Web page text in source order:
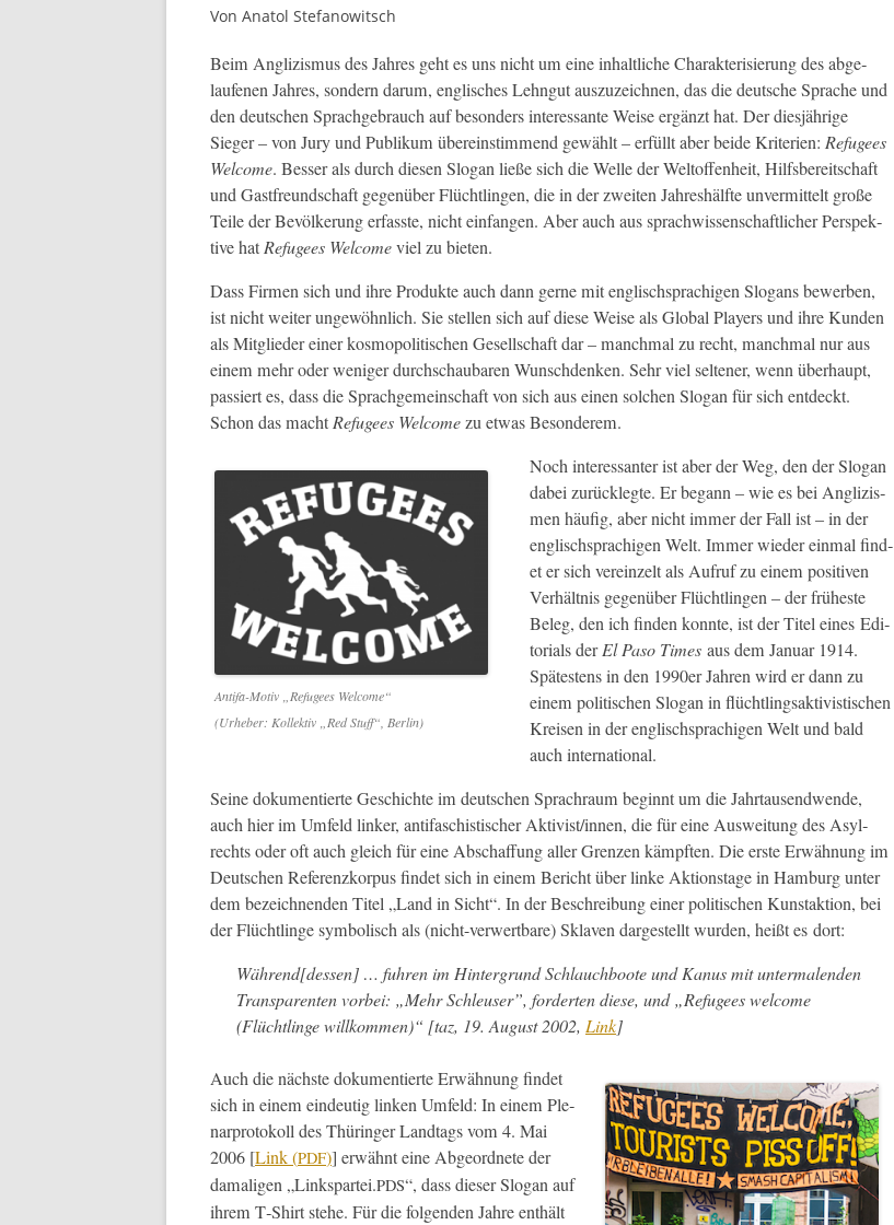
Von Anatol Stefanowitsch
Beim Anglizis­mus des Jahres geht es uns nicht um eine inhaltliche Charak­ter­isierung des abge­
laufe­nen Jahres, son­dern darum, englis­ches Lehngut auszuze­ich­nen, das die deutsche Sprache und
den deutschen Sprachge­brauch auf beson­ders inter­es­sante Weise ergänzt hat. Der diesjährige
Sieger – von Jury und Pub­likum übere­in­stim­mend gewählt – erfüllt aber bei­de Kri­te­rien: Refugees
Wel­come. Bess­er als durch diesen Slo­gan ließe sich die Welle der Weltof­fen­heit, Hil­fs­bere­itschaft
und Gast­fre­und­schaft gegenüber Flüchtlin­gen, die in der zweit­en Jahreshälfte unver­mit­telt große
Teile der Bevölkerung erfasste, nicht ein­fan­gen. Aber auch aus sprach­wis­senschaftlich­er Per­spek­
tive hatRefugees Wel­comeviel zu bieten.
Dass Fir­men sich und ihre Pro­duk­te auch dann gerne mit englis­chsprachi­gen Slo­gans bewer­ben,
ist nicht weit­er ungewöhn­lich. Sie stellen sich auf diese Weise als Glob­al Play­ers und ihre Kun­den
als Mit­glieder ein­er kos­mopoli­tis­chen Gesellschaft dar – manch­mal zu recht, manch­mal nur aus
einem mehr oder weniger durch­schaubaren Wun­schdenken. Sehr viel sel­tener, wenn über­haupt,
passiert es, dass die Sprachge­mein­schaft von sich aus einen solchen Slo­gan für sich ent­deckt.
Schon das machtRefugees Wel­comezu etwas Besonderem.
Antifa-Motiv „Refugees Wel­come“
(Urhe­ber: Kollek­tiv „Red Stuff“, Berlin)
Noch inter­es­san­ter ist aber der Weg, den der Slo­gan
dabei zurück­legte. Er begann – wie es bei Anglizis­
men häu­fig, aber nicht immer der Fall ist – in der
englis­chsprachi­gen Welt. Immer wieder ein­mal find­
et er sich vere­inzelt als Aufruf zu einem pos­i­tiv­en
Ver­hält­nis gegenüber Flüchtlin­gen – der früh­este
Beleg, den ich find­en kon­nte, ist der Titel eines Edi­
to­ri­als derEl Paso Times aus dem Jan­u­ar 1914.
Spätestens in den 1990er Jahren wird er dann zu
einem poli­tis­chen Slo­gan in flüchtlingsak­tivis­tis­chen
Kreisen in der englis­chsprachi­gen Welt und bald
auch international.
Seine doku­men­tierte Geschichte im deutschen Sprachraum begin­nt um die Jahrtausendwende,
auch hier im Umfeld link­er, antifaschis­tis­ch­er Aktivist/innen, die für eine Ausweitung des Asyl­
rechts oder oft auch gle­ich für eine Abschaf­fung aller Gren­zen kämpften. Die erste Erwäh­nung im
Deutschen Ref­eren­zko­r­pus find­et sich in einem Bericht über linke Aktion­stage in Ham­burg unter
dem beze­ich­nen­den Titel „Land in Sicht“. In der Beschrei­bung ein­er poli­tis­chen Kun­stak­tion, bei
der Flüchtlinge sym­bol­isch als (nicht-ver­w­ert­bare) Sklaven dargestellt wur­den, heißt es dort:
Während[dessen] … fuhren im Hin­ter­grund Schlauch­boote und Kanus mit unter­mal­en­den
Trans­par­enten vor­bei: „Mehr Schleuser”, forderten diese, und „Refugees wel­come
(Flüchtlinge willkom­men)“ [taz, 19. August 2002, Link]
Auch die näch­ste doku­men­tierte Erwäh­nung find­et
sich in einem ein­deutig linken Umfeld: In einem Ple­
narpro­tokoll des Thüringer Land­tags vom 4. Mai
2006 [Link (PDF)] erwäh­nt eine Abge­ord­nete der
dama­li­gen „Linkspartei.PDS“, dass dieser Slo­gan auf
ihrem T‑Shirt ste­he. Für die fol­gen­den Jahre enthält